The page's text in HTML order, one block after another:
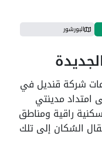
البورشور
مشروعات شركة قنديل في
امتداد مدينتي
راقية ومناطق
السُكان إلى تلك